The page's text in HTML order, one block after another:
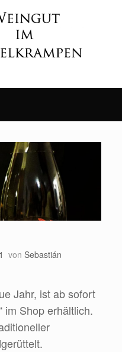
von Sebastián
Jahr, ist ab sofort
im Shop erhältlich.